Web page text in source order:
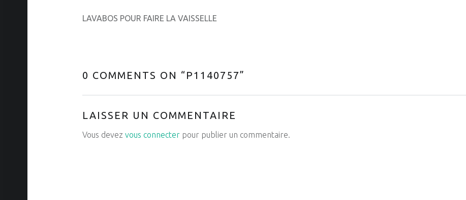
LAVABOS POUR FAIRE LA VAISSELLE
0 COMMENTS ON “ P1140757”
LAISSER UN COMMENTAIRE
Vous devez vous connecter pour publier un commentaire.